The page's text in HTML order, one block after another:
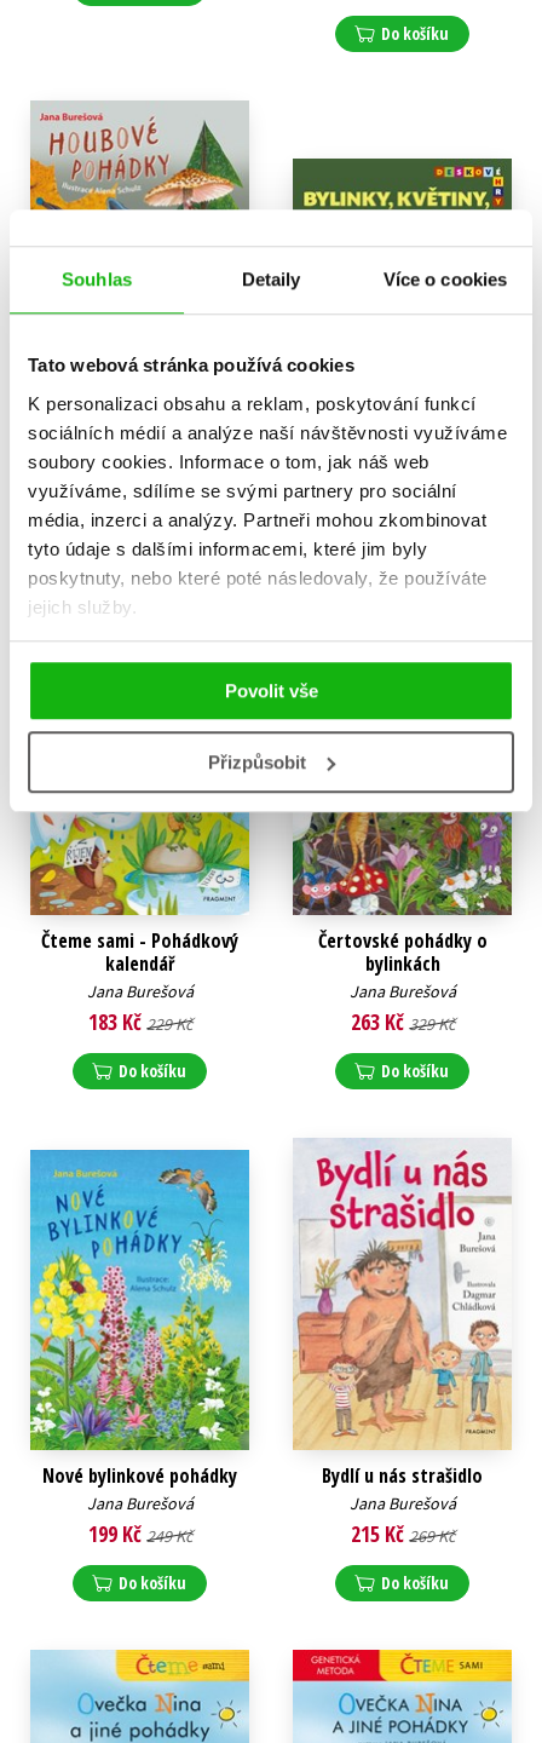
Souhlas Detaily Více o cookies
Tato webová stránka používá cookies
K personalizaci obsahu a reklam, poskytování funkcí
sociálních médií a analýze naší návštěvnosti využíváme
soubory cookies. Informace o tom, jak náš web
využíváme, sdílíme se svými partnery pro sociální
média, inzerci a analýzy. Partneři mohou zkombinovat
tyto údaje s dalšími informacemi, které jim byly
poskytnuty, nebo které poté následovaly, že používáte
jejich služby.
Povolit vše
Přizpůsobit
Do košíku
Houbové pohádky
Jana Burešová
239 Kč299 Kč
Do košíku
Deskové hry. Bylinky,
květiny, stromy a keře
Jana Burešová
239 Kč
Do košíku
Čteme sami - Pohádkový
kalendář
Jana Burešová
183 Kč 229 Kč
Do košíku
Čertovské pohádky o
bylinkách
Jana Burešová
263 Kč 329 Kč
Do košíku
Nové bylinkové pohádky
Jana Burešová
199 Kč 249 Kč
Do košíku
Bydlí u nás strašidlo
Jana Burešová
215 Kč 269 Kč
Do košíku